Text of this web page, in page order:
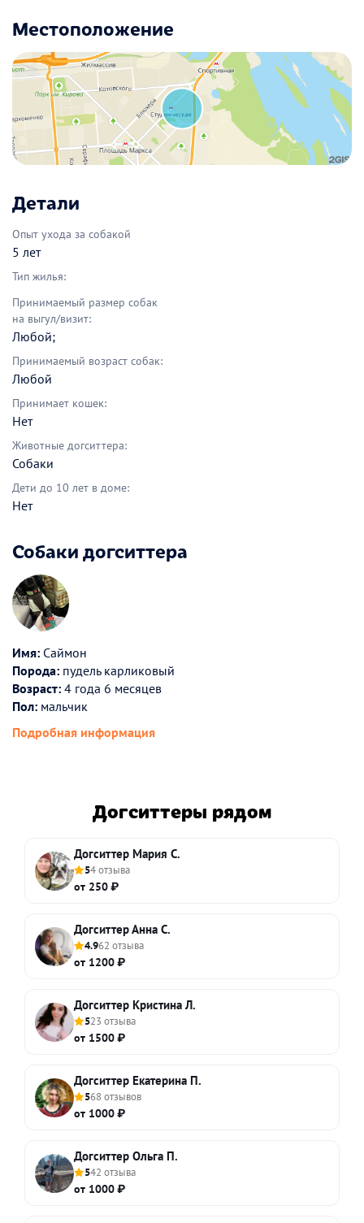
Местоположение
Детали
Опыт ухода за собакой
5 лет
Тип жилья:
Принимаемый размер собак
на выгул/визит:
Любой;
Принимаемый возраст собак:
Любой
Принимает кошек:
Нет
Животные догситтера:
Собаки
Дети до 10 лет в доме:
Нет
Собаки догситтера
Имя: Саймон
Порода: пудель карликовый
Возраст: 4 года 6 месяцев
Пол: мальчик
Подробная информация
Догситтеры рядом
Догситтер Мария С.
54 отзыва
от 250 ₽
Догситтер Анна С.
4.962 отзыва
от 1200 ₽
Догситтер Кристина Л.
523 отзыва
от 1500 ₽
Догситтер Екатерина П.
568 отзывов
от 1000 ₽
Догситтер Ольга П.
542 отзыва
от 1000 ₽